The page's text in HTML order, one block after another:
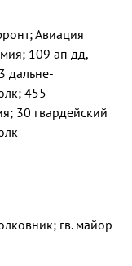
Авиация
109 ап дд,
дальне-
455
30 гвардейский
гв. майор